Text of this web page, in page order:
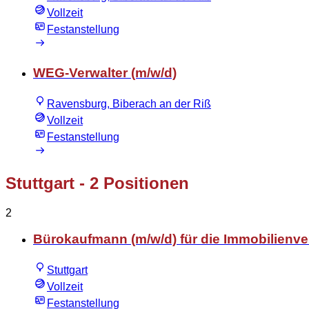
Vollzeit
Festanstellung
WEG-Verwalter (m/w/d)
Ravensburg, Biberach an der Riß
Vollzeit
Festanstellung
Stuttgart - 2 Positionen
2
Bürokaufmann (m/w/d) für die
Stuttgart
Vollzeit
Festanstellung